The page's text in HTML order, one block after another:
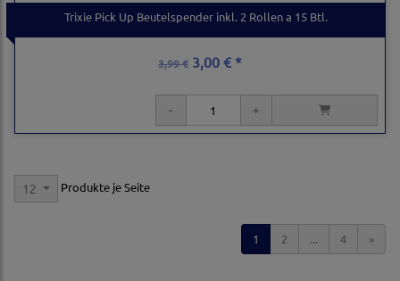
Trixie Pick Up Beutelspender inkl. 2 Rollen a 15 Btl.
3,99 € 3,00 € *
12 Produkte je Seite
1 2 ... 4 »